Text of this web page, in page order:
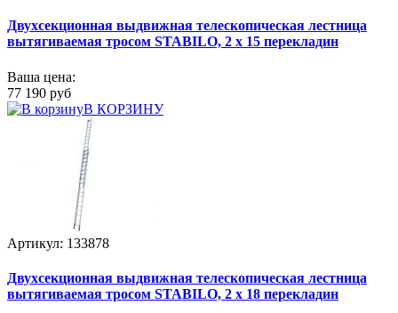
Двухсекционная выдвижная телескопическая лестница
вытягиваемая тросом STABILO, 2 х 15 перекладин
Ваша цена:
77 190 руб
В КОРЗИНУ
Артикул: 133878
Двухсекционная выдвижная телескопическая лестница
вытягиваемая тросом STABILO, 2 х 18 перекладин